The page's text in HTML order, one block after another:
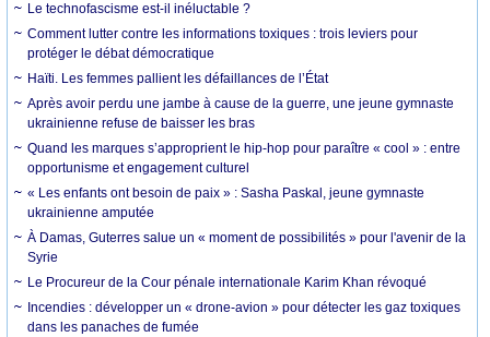
Le technofascisme est-il inéluctable ?
Comment lutter contre les informations toxiques : trois leviers pour
protéger le débat démocratique
Haïti. Les femmes pallient les défaillances de l’État
Après avoir perdu une jambe à cause de la guerre, une jeune gymnaste
ukrainienne refuse de baisser les bras
Quand les marques s’approprient le hip-hop pour paraître « cool » : entre
opportunisme et engagement culturel
« Les enfants ont besoin de paix » : Sasha Paskal, jeune gymnaste
ukrainienne amputée
À Damas, Guterres salue un « moment de possibilités » pour l'avenir de la
Syrie
Le Procureur de la Cour pénale internationale Karim Khan révoqué
Incendies : développer un « drone-avion » pour détecter les gaz toxiques
dans les panaches de fumée